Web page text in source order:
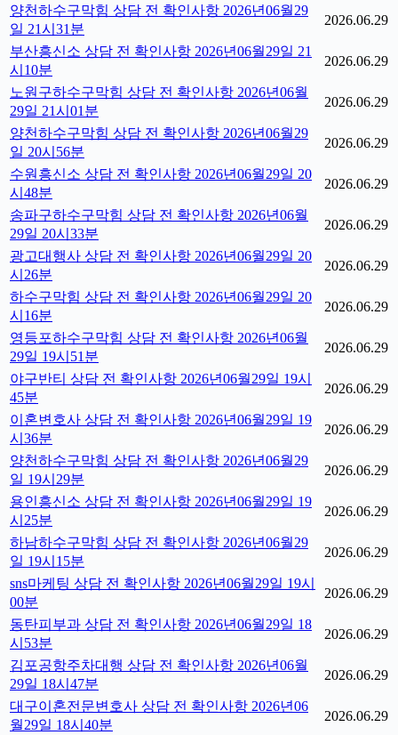
양천하수구막힘 상담 전 확인사항 2026년06월29
일 21시31분
2026.06.29
부산흥신소 상담 전 확인사항 2026년06월29일 21
시10분
2026.06.29
노원구하수구막힘 상담 전 확인사항 2026년06월
29일 21시01분
2026.06.29
양천하수구막힘 상담 전 확인사항 2026년06월29
일 20시56분
2026.06.29
수원흥신소 상담 전 확인사항 2026년06월29일 20
시48분
2026.06.29
송파구하수구막힘 상담 전 확인사항 2026년06월
29일 20시33분
2026.06.29
광고대행사 상담 전 확인사항 2026년06월29일 20
시26분
2026.06.29
하수구막힘 상담 전 확인사항 2026년06월29일 20
시16분
2026.06.29
영등포하수구막힘 상담 전 확인사항 2026년06월
29일 19시51분
2026.06.29
야구반티 상담 전 확인사항 2026년06월29일 19시
45분
2026.06.29
이혼변호사 상담 전 확인사항 2026년06월29일 19
시36분
2026.06.29
양천하수구막힘 상담 전 확인사항 2026년06월29
일 19시29분
2026.06.29
용인흥신소 상담 전 확인사항 2026년06월29일 19
시25분
2026.06.29
하남하수구막힘 상담 전 확인사항 2026년06월29
일 19시15분
2026.06.29
sns마케팅 상담 전 확인사항 2026년06월29일 19시
00분
2026.06.29
동탄피부과 상담 전 확인사항 2026년06월29일 18
시53분
2026.06.29
김포공항주차대행 상담 전 확인사항 2026년06월
29일 18시47분
2026.06.29
대구이혼전문변호사 상담 전 확인사항 2026년06
월29일 18시40분
2026.06.29